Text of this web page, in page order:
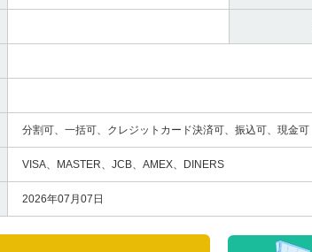
分割可、一括可、クレジットカード決済可、振込可、現金可
VISA、MASTER、JCB、AMEX、DINERS
2026年07月07日